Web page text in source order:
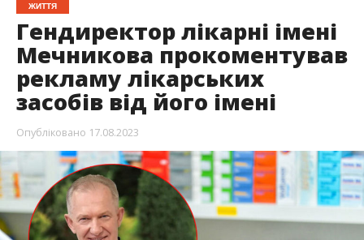
ЖИТТЯ
Гендиректор лікарні імені
Мечникова прокоментував
рекламу лікарських
засобів від його імені
Опубліковано 17.08.2023